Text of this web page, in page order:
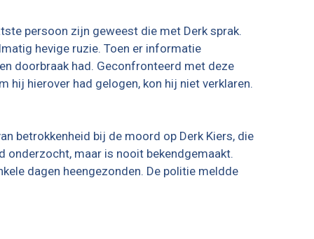
persoon zijn geweest die met Derk sprak.
hevige ruzie. Toen er informatie
doorbraak had. Geconfronteerd met deze
hij hierover had gelogen, kon hij niet verklaren.
betrokkenheid bij de moord op Derk Kiers, die
onderzocht, maar is nooit bekendgemaakt.
dagen heengezonden. De politie meldde